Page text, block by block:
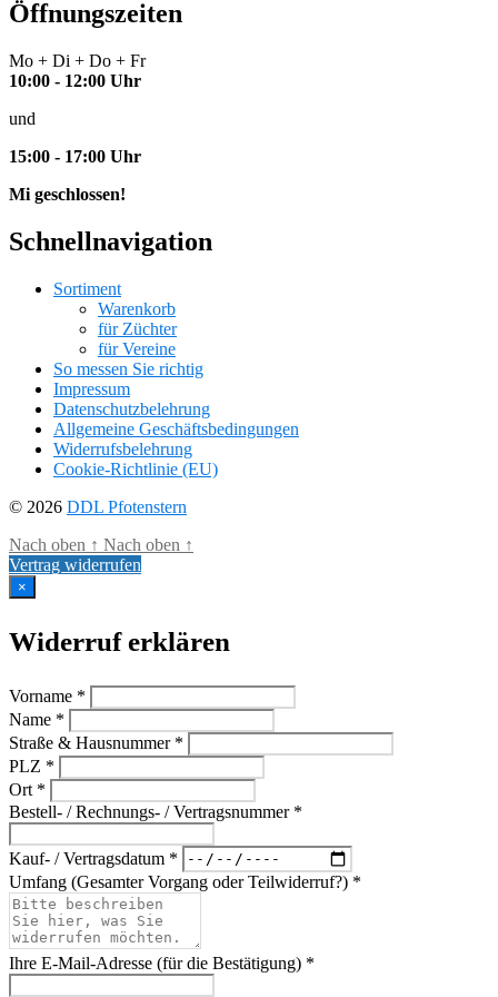
Öffnungszeiten
Mo + Di + Do + Fr
10:00 - 12:00 Uhr
und
15:00 - 17:00 Uhr
Mi geschlossen!
Schnellnavigation
Sortiment
Warenkorb
für Züchter
für Vereine
So messen Sie richtig
Impressum
Datenschutzbelehrung
Allgemeine Geschäftsbedingungen
Widerrufsbelehrung
Cookie-Richtlinie (EU)
© 2026 DDL Pfotenstern
Nach oben ↑ Nach oben ↑
Vertrag widerrufen
×
Widerruf erklären
Vorname *
Name *
Straße & Hausnummer *
PLZ *
Ort *
Bestell- / Rechnungs- / Vertragsnummer *
Kauf- / Vertragsdatum *
Umfang (Gesamter Vorgang oder Teilwiderruf?) *
Ihre E-Mail-Adresse (für die Bestätigung) *